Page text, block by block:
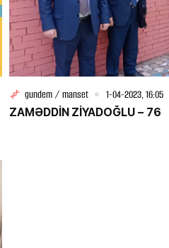
gundem / manset
1-04-2023, 16:05
ZAMƏDDİN ZİYADOĞLU – 76